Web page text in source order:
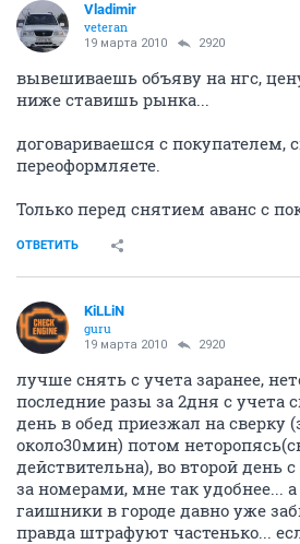
Vladimir
veteran
19 марта 2010 2920
вывешиваешь объяву на нгс,
ниже ставишь рынка...
договариваешся с покупателем,
переоформляете.
Только перед снятием аванс с
ОТВЕТИТЬ
KiLLiN
guru
19 марта 2010 2920
лучше снять с учета заранее,
последние разы за 2дня с учета
день в обед приезжал на сверку
около30мин) потом
действительна), во второй день
за номерами, мне так удобнее...
гаишники в городе давно уже
правда штрафуют частенько...